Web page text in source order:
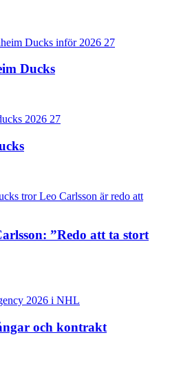
Ducks
”Redo att ta stort
och kontrakt